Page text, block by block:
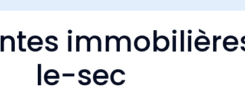
le-sec